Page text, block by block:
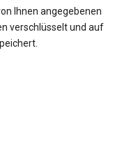
Ihnen angegebenen
verschlüsselt und auf